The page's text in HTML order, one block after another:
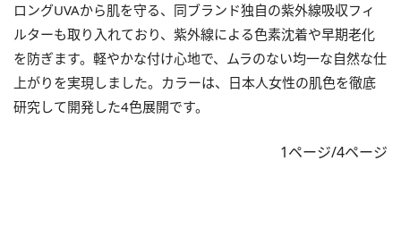
ロングUVAから肌を守る、同ブランド独自の紫外線吸収フィ
ルターも取り入れており、紫外線による色素沈着や早期老化
を防ぎます。軽やかな付け心地で、ムラのない均一な自然な仕
上がりを実現しました。カラーは、日本人女性の肌色を徹底
研究して開発した4色展開です。
1ページ/4ページ